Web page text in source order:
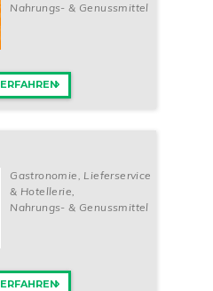
Nahrungs- & Genussmittel
Gastronomie, Lieferservice
& Hotellerie
Nahrungs- & Genussmittel